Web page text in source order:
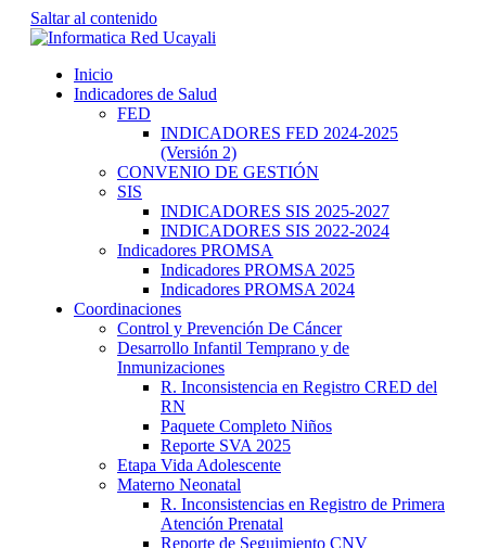
Saltar al contenido
Inicio
Indicadores de Salud
FED
INDICADORES FED 2024-2025
(Versión 2)
CONVENIO DE GESTIÓN
SIS
INDICADORES SIS 2025-2027
INDICADORES SIS 2022-2024
Indicadores PROMSA
Indicadores PROMSA 2025
Indicadores PROMSA 2024
Coordinaciones
Control y Prevención De Cáncer
Desarrollo Infantil Temprano y de
Inmunizaciones
R. Inconsistencia en Registro CRED del
RN
Paquete Completo Niños
Reporte SVA 2025
Etapa Vida Adolescente
Materno Neonatal
R. Inconsistencias en Registro de Primera
Atención Prenatal
Reporte de Seguimiento CNV